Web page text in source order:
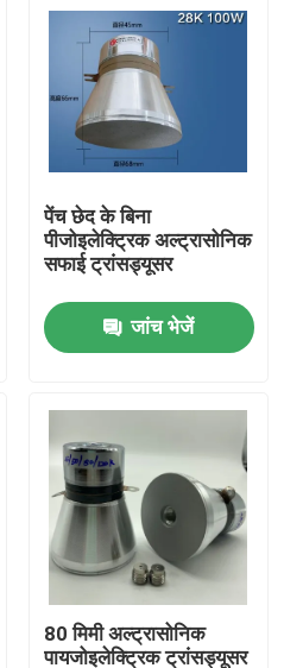
पेंच छेद के बिना
पीजोइलेक्ट्रिक अल्ट्रासोनिक
सफाई ट्रांसड्यूसर
जांच भेजें
80 मिमी अल्ट्रासोनिक
पायजोइलेक्ट्रिक ट्रांसड्यूसर